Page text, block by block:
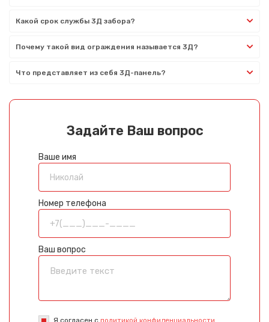
Какой срок службы 3Д забора?
Почему такой вид ограждения называется 3Д?
Что представляет из себя 3Д-панель?
Задайте Ваш вопрос
Ваше имя
Номер телефона
Ваш вопрос
Я согласен с политикой конфиденциальности